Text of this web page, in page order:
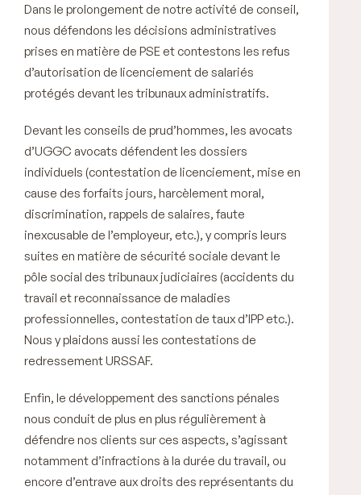
Dans le prolongement de notre activité de conseil,
nous défendons les décisions administratives
prises en matière de PSE et contestons les refus
d’autorisation de licenciement de salariés
protégés devant les tribunaux administratifs.
Devant les conseils de prud’hommes, les avocats
d’UGGC avocats défendent les dossiers
individuels (contestation de licenciement, mise en
cause des forfaits jours, harcèlement moral,
discrimination, rappels de salaires, faute
inexcusable de l’employeur, etc.), y compris leurs
suites en matière de sécurité sociale devant le
pôle social des tribunaux judiciaires (accidents du
travail et reconnaissance de maladies
professionnelles, contestation de taux d’IPP etc.).
Nous y plaidons aussi les contestations de
redressement URSSAF.
Enfin, le développement des sanctions pénales
nous conduit de plus en plus régulièrement à
défendre nos clients sur ces aspects, s’agissant
notamment d’infractions à la durée du travail, ou
encore d’entrave aux droits des représentants du